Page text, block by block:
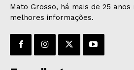
OPINIÃO
EDUCAÇÃO
Mato Grosso, há mais de 25 anos
melhores informações.